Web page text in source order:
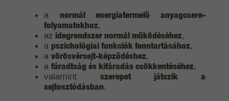
a normál energiatermelő anyagcsere-
folyamatokhoz,
azidegrendszer normál működéséhez,
apszichológiai funkciók fenntartásához,
avörösvérsejt-képződéshez,
afáradtság és kifáradás csökkentéséhez,
valamintszerepet játszik a
sejtosztódásban.